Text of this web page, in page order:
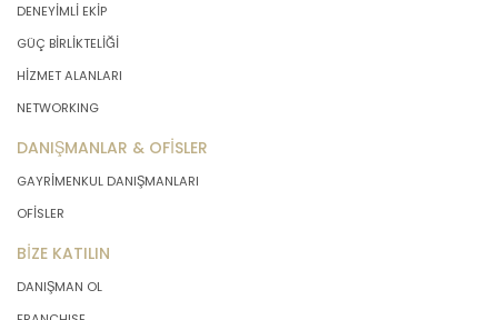
DENEYİMLİ EKİP
GÜÇ BİRLİKTELİĞİ
HİZMET ALANLARI
NETWORKING
DANIŞMANLAR & OFİSLER
GAYRİMENKUL DANIŞMANLARI
OFİSLER
BİZE KATILIN
DANIŞMAN OL